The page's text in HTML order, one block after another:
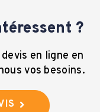
?
en ligne en
vos besoins.